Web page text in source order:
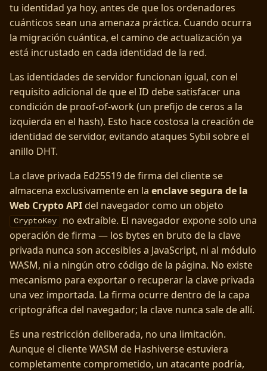
tu identidad ya hoy, antes de que los ordenadores
cuánticos sean una amenaza práctica. Cuando ocurra
la migración cuántica, el camino de actualización ya
está incrustado en cada identidad de la red.
Las identidades de servidor funcionan igual, con el
requisito adicional de que el ID debe satisfacer una
condición de proof-of-work (un prefijo de ceros a la
izquierda en el hash). Esto hace costosa la creación de
identidad de servidor, evitando ataques Sybil sobre el
anillo DHT.
La clave privada Ed25519 de firma del cliente se
almacena exclusivamente en la enclave segura de la
Web Crypto API del navegador como un objeto
CryptoKey
no extraíble. El navegador expone solo una
operación de firma — los bytes en bruto de la clave
privada nunca son accesibles a JavaScript, ni al módulo
WASM, ni a ningún otro código de la página. No existe
mecanismo para exportar o recuperar la clave privada
una vez importada. La firma ocurre dentro de la capa
criptográfica del navegador; la clave nunca sale de allí.
Es una restricción deliberada, no una limitación.
Aunque el cliente WASM de Hashiverse estuviera
completamente comprometido, un atacante podría,